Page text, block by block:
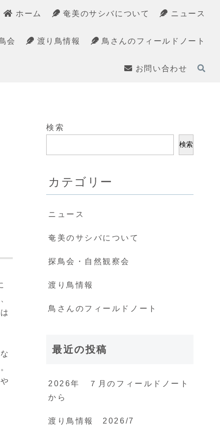
ホーム 奄美のサシバについて ニュース
会 渡り鳥情報 鳥さんのフィールドノート
お問い合わせ
検索
検索
カテゴリー
ニュース
奄美のサシバについて
探鳥会・自然観察会
渡り鳥情報
鳥さんのフィールドノート
最近の投稿
2026年 ７月のフィールドノート
から
渡り鳥情報 2026/7